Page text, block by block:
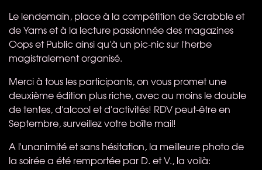
Le lendemain, place à la compétition de Scrabble et
de Yams et à la lecture passionnée des magazines
Oops et Public ainsi qu'à un pic-nic sur l'herbe
magistralement organisé.
Merci à tous les participants, on vous promet une
deuxième édition plus riche, avec au moins le double
de tentes, d'alcool et d'activités! RDV peut-être en
Septembre, surveillez votre boîte mail!
A l'unanimité et sans hésitation, la meilleure photo de
la soirée a été remportée par D. et V., la voilà: